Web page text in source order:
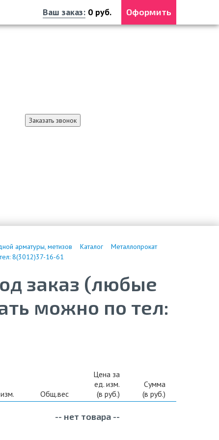
Ваш заказ: 0 руб. Оформить
Заказать звонок
арматуры, метизов Каталог
Металлопрокат
8(3012)37-16-61
заказ (любые
можно по тел:
Общ.вес
Цена за
ед. изм.
(в руб.)
Сумма
(в руб.)
-- нет товара --